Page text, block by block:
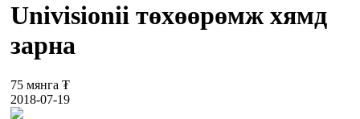
Univisionii төхөөрөмж хямд
зарна
75 мянга ₮
2018-07-19